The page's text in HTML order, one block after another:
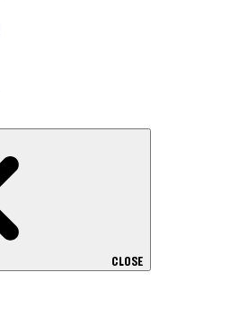
CLOSE